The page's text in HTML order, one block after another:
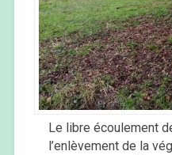
Le libre écoulement
l’enlèvement de la